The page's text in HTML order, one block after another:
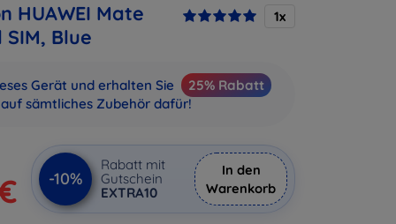
HUAWEI Mate
SIM, Blue
1x
Gerät und erhalten Sie
25% Rabatt
auf sämtliches Zubehör dafür!
-10%
Rabatt mit
Gutschein
EXTRA10
In den
Warenkorb